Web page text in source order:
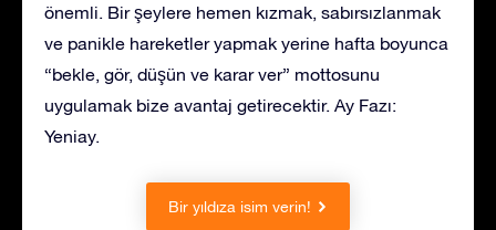
önemli. Bir şeylere hemen kızmak, sabırsızlanmak
ve panikle hareketler yapmak yerine hafta boyunca
“bekle, gör, düşün ve karar ver” mottosunu
uygulamak bize avantaj getirecektir. Ay Fazı:
Yeniay.
Bir yıldıza isim verin!